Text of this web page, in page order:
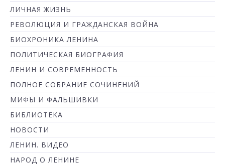
ЛИЧНАЯ ЖИЗНЬ
РЕВОЛЮЦИЯ И ГРАЖДАНСКАЯ ВОЙНА
БИОХРОНИКА ЛЕНИНА
ПОЛИТИЧЕСКАЯ БИОГРАФИЯ
ЛЕНИН И СОВРЕМЕННОСТЬ
ПОЛНОЕ СОБРАНИЕ СОЧИНЕНИЙ
МИФЫ И ФАЛЬШИВКИ
БИБЛИОТЕКА
НОВОСТИ
ЛЕНИН. ВИДЕО
НАРОД О ЛЕНИНЕ